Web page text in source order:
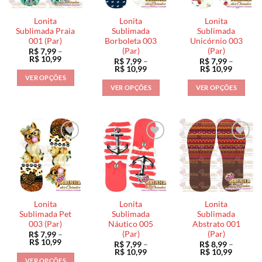
ser
escolhidas
na
página
do
produto
podem
ser
escolhidas
na
página
do
produto
ser
escolhidas
na
página
do
produto
Lonita
Sublimada Praia
001 (Par)
R$7,99 –
R$ 10,99Faixa
preço:
R$ 7,99
através
VER OPÇÕES
várias
variantes.
As
opções
podem
ser
escolhidas
na
página
do
produto
Lonita
Sublimada
Borboleta 003
(Par)
R$7,99 –
R$ 10,99Faixa
preço:
R$ 7,99
através
VER OPÇÕES
tem
várias
variantes.
As
opções
podem
ser
escolhidas
na
página
do
Lonita
Sublimada
Unicórnio 003
(Par)
R$7,99 –
R$ 10,99Faixa
preço:
R$ 7,99
através
VER OPÇÕES
tem
várias
variantes.
As
opções
podem
ser
escolhidas
na
página
do
Lonita
Sublimada Pet
003 (Par)
R$7,99 –
R$ 10,99Faixa
preço:
Lonita
Sublimada
Náutico 005
(Par)
R$7,99 –
R$ 10,99Faixa
Lonita
Sublimada
Abstrato 001
(Par)
R$8,99 –
R$ 10,99Faixa